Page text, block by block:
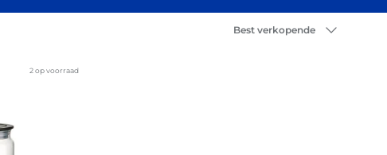
Best verkopende
2 op voorraad